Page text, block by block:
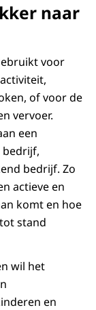
naar
voor
of voor de
vervoer.
een
bedrijf,
bedrijf. Zo
actieve en
komt en hoe
stand
wil het
en